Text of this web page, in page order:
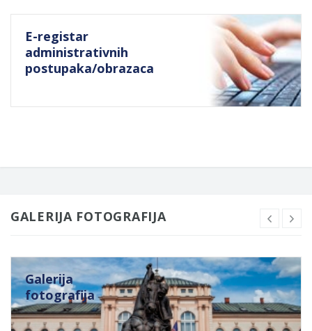
E-registar
administrativnih
postupaka/obrazaca
GALERIJA FOTOGRAFIJA
Galerija
fotografija